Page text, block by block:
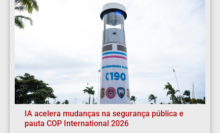
IA acelera mudanças na segurança pública e
pauta COP International 2026